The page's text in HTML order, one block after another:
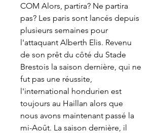
COM Alors, partira? Ne partira
pas? Les paris sont lancés depuis
plusieurs semaines pour
l'attaquant Alberth Elis. Revenu
de son prêt du côté du Stade
Brestois la saison dernière, qui ne
fut pas une réussite,
l'international hondurien est
toujours au Haillan alors que
nous avons maintenant passé la
mi-Août. La saison dernière, il